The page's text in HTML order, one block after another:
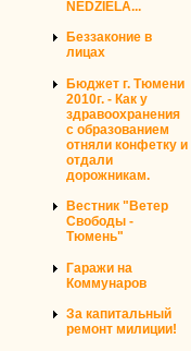
NEDZIELA...
Беззаконие в
лицах
Бюджет г. Тюмени
2010г. - Как у
здравоохранения
с образованием
отняли конфетку и
отдали
дорожникам.
Вестник "Ветер
Свободы -
Тюмень"
Гаражи на
Коммунаров
За капитальный
ремонт милиции!